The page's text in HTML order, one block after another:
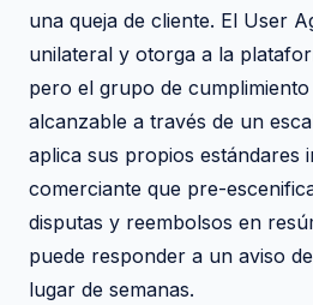
una queja de cliente. El User
unilateral y otorga a la
pero el grupo de cumplimiento
alcanzable a través de un
aplica sus propios estándares
comerciante que pre-
disputas y reembolsos en
puede responder a un aviso
lugar de semanas.